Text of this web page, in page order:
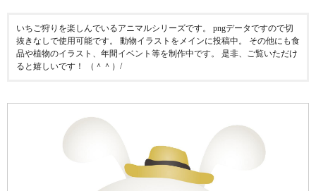
いちご狩りを楽しんでいるアニマルシリーズです。 pngデータですので切
抜きなしで使用可能です。 動物イラストをメインに投稿中。 その他にも食
品や植物のイラスト、年間イベント等を制作中です。 是非、ご覧いただけ
ると嬉しいです！ （＾＾）/